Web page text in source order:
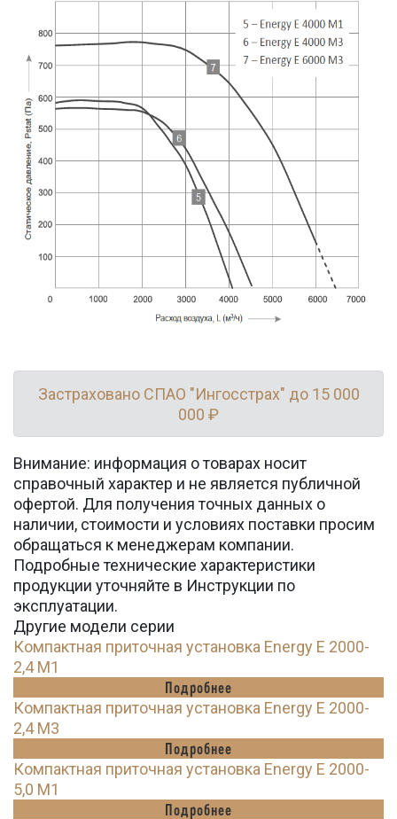
Застраховано СПАО "Ингосстрах" до 15 000
000 ₽
Внимание: информация о товарах носит
справочный характер и не является публичной
офертой. Для получения точных данных о
наличии, стоимости и условиях поставки просим
обращаться к менеджерам компании.
Подробные технические характеристики
продукции уточняйте в Инструкции по
эксплуатации.
Другие модели серии
Компактная приточная установка Energy E 2000-
2,4 M1
Подробнее
Компактная приточная установка Energy E 2000-
2,4 M3
Подробнее
Компактная приточная установка Energy E 2000-
5,0 M1
Подробнее